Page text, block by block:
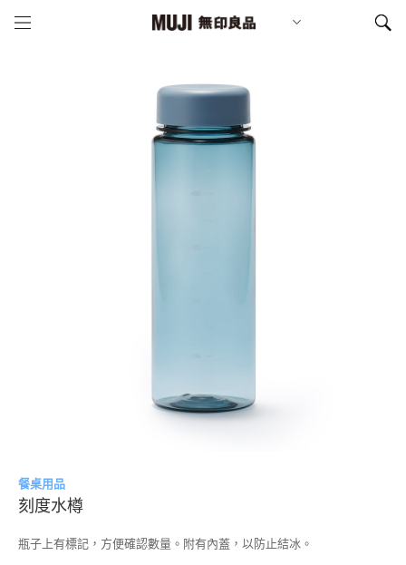
餐桌用品
刻度水樽
瓶子上有標記，方便確認數量。附有內蓋，以防止結冰。